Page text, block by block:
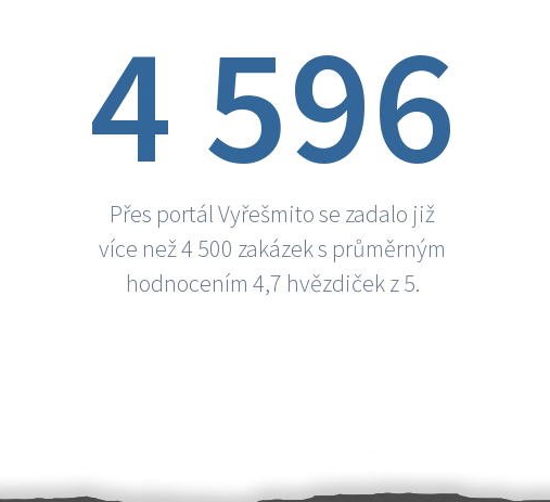
4 596
Přes portál Vyřešmito se zadalo již
více než 4 500 zakázek s průměrným
hodnocením 4,7 hvězdiček z 5.